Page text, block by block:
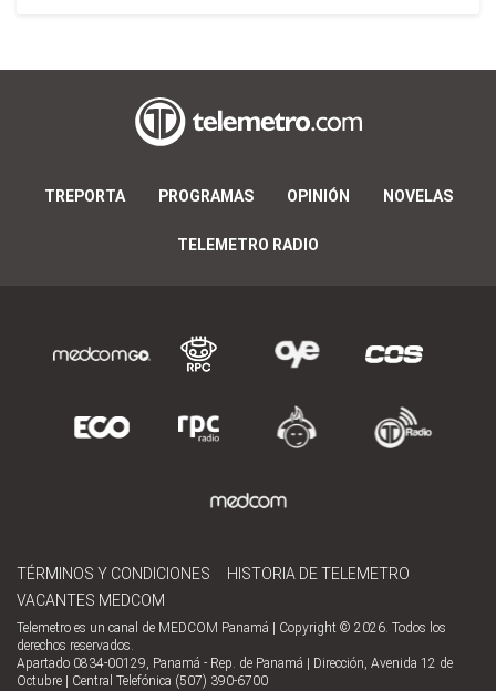
TREPORTA PROGRAMAS OPINIÓN NOVELAS
TELEMETRO RADIO
TÉRMINOS Y CONDICIONES
HISTORIA DE TELEMETRO
VACANTES MEDCOM
Telemetro es un canal de MEDCOM Panamá | Copyright © 2026. Todos los
derechos reservados.
Apartado 0834-00129, Panamá - Rep. de Panamá | Dirección, Avenida 12 de
Octubre | Central Telefónica (507) 390-6700